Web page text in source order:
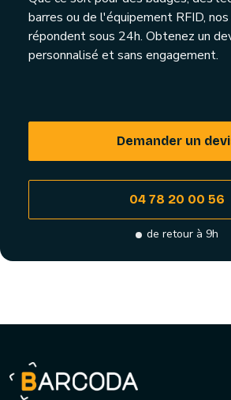
barres ou de l'équipement RFID,
répondent sous 24h. Obtenez un
personnalisé et sans engagement.
Demander un
04 78 20 00 56
de retour à 9h